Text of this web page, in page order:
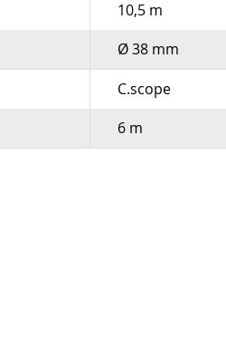
10,5 m
Ø 38 mm
C.scope
6 m